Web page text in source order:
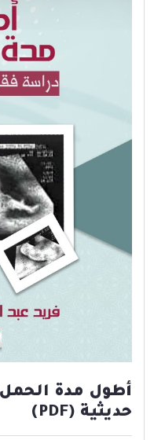
أطول مدة
حديثية (PDF)